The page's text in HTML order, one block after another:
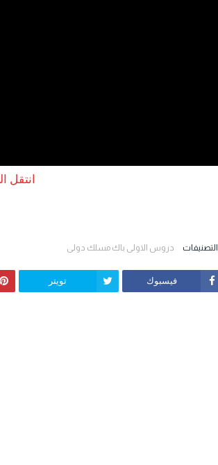
انتقل
التصنيفات دروس الاولى باك مسلك دولي
فيسبوك تويتر